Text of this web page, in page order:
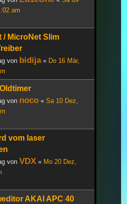
am
/ MicroNet Slim
von bidija« Do 16 Mär,
von noco « Sa 10 Dez,
vom laser
von VDX « Mo 20 Dez,
AKAI APC 40